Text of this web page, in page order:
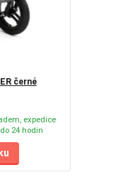
černé
expedice
do 24 hodin